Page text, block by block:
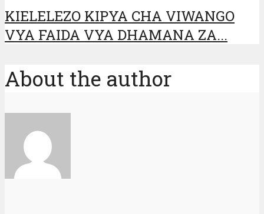
KIELELEZO KIPYA CHA VIWANGO
VYA FAIDA VYA DHAMANA ZA...
About the author